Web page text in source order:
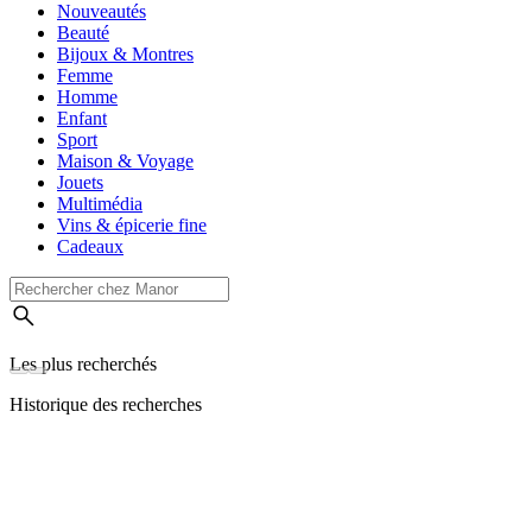
Nouveautés
Beauté
Bijoux & Montres
Femme
Homme
Enfant
Sport
Maison & Voyage
Jouets
Multimédia
Vins & épicerie fine
Cadeaux
Les plus recherchés
Historique des recherches